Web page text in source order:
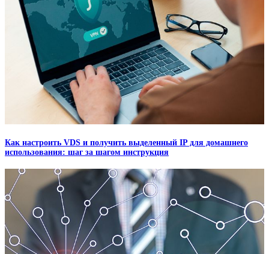
Как настроить VDS и получить выделенный IP для домашнего
использования: шаг за шагом инструкция